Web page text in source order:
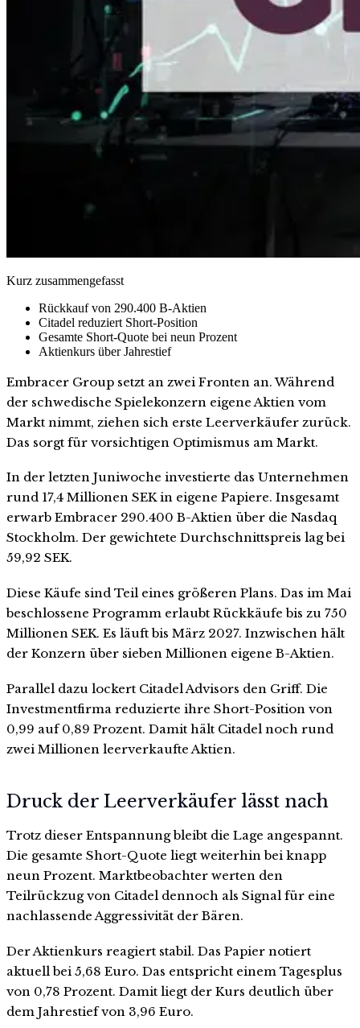
Kurz zusammengefasst
Rückkauf von 290.400 B-Aktien
Citadel reduziert Short-Position
Gesamte Short-Quote bei neun Prozent
Aktienkurs über Jahrestief
Embracer Group setzt an zwei Fronten an. Während
der schwedische Spielekonzern eigene Aktien vom
Markt nimmt, ziehen sich erste Leerverkäufer zurück.
Das sorgt für vorsichtigen Optimismus am Markt.
In der letzten Juniwoche investierte das Unternehmen
rund 17,4 Millionen SEK in eigene Papiere. Insgesamt
erwarb Embracer 290.400 B-Aktien über die Nasdaq
Stockholm. Der gewichtete Durchschnittspreis lag bei
59,92 SEK.
Diese Käufe sind Teil eines größeren Plans. Das im Mai
beschlossene Programm erlaubt Rückkäufe bis zu 750
Millionen SEK. Es läuft bis März 2027. Inzwischen hält
der Konzern über sieben Millionen eigene B-Aktien.
Parallel dazu lockert Citadel Advisors den Griff. Die
Investmentfirma reduzierte ihre Short-Position von
0,99 auf 0,89 Prozent. Damit hält Citadel noch rund
zwei Millionen leerverkaufte Aktien.
Druck der Leerverkäufer lässt nach
Trotz dieser Entspannung bleibt die Lage angespannt.
Die gesamte Short-Quote liegt weiterhin bei knapp
neun Prozent. Marktbeobachter werten den
Teilrückzug von Citadel dennoch als Signal für eine
nachlassende Aggressivität der Bären.
Der Aktienkurs reagiert stabil. Das Papier notiert
aktuell bei 5,68 Euro. Das entspricht einem Tagesplus
von 0,78 Prozent. Damit liegt der Kurs deutlich über
dem Jahrestief von 3,96 Euro.